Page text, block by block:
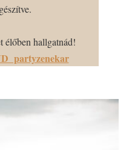
élőben hallgatnád!
partyzenekar